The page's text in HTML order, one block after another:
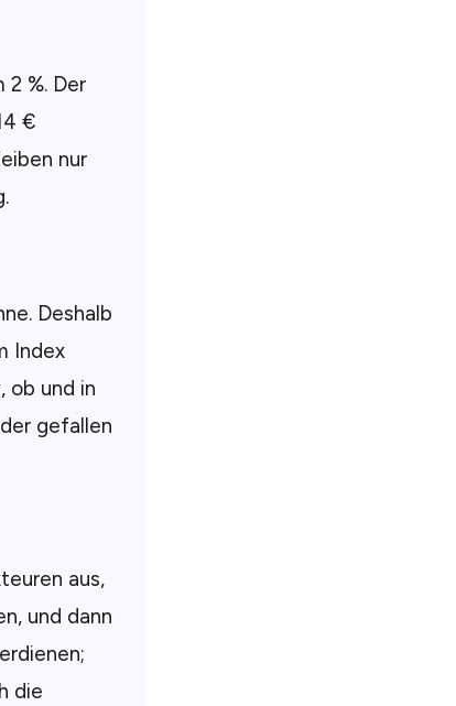
%. Der
€
nur
Deshalb
Index
ob und in
gefallen
aus,
und dann
die